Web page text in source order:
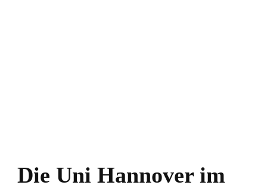
Die Uni Hannover im